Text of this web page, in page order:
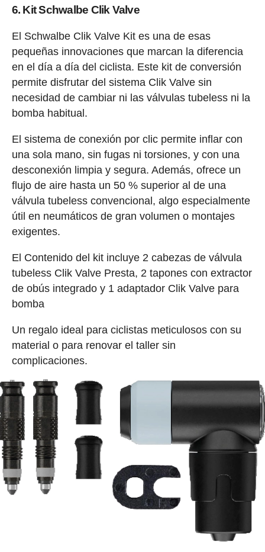
6. Kit Schwalbe Clik Valve
El Schwalbe Clik Valve Kit es una de esas
pequeñas innovaciones que marcan la diferencia
en el día a día del ciclista. Este kit de conversión
permite disfrutar del sistema Clik Valve sin
necesidad de cambiar ni las válvulas tubeless ni la
bomba habitual.
El sistema de conexión por clic permite inflar con
una sola mano, sin fugas ni torsiones, y con una
desconexión limpia y segura. Además, ofrece un
flujo de aire hasta un 50 % superior al de una
válvula tubeless convencional, algo especialmente
útil en neumáticos de gran volumen o montajes
exigentes.
El Contenido del kit incluye 2 cabezas de válvula
tubeless Clik Valve Presta, 2 tapones con extractor
de obús integrado y 1 adaptador Clik Valve para
bomba
Un regalo ideal para ciclistas meticulosos con su
material o para renovar el taller sin
complicaciones.